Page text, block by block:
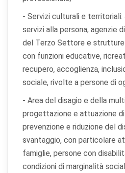
- Servizi culturali e
servizi alla persona, agenzie
del Terzo Settore e
con funzioni educative,
recupero, accoglienza,
sociale, rivolte a persone di
- Area del disagio e della
progettazione e attuazione
prevenzione e riduzione del
svantaggio, con particolare
famiglie, persone con
condizioni di marginalità